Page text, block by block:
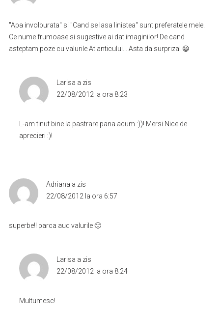
"Apa involburata" si "Cand se lasa linistea" sunt preferatele mele.
Ce nume frumoase si sugestive ai dat imaginilor! De cand
asteptam poze cu valurile Atlanticului… Asta da surpriza! 😀
Larisa a zis
22/08/2012 la ora 8:23
L-am tinut bine la pastrare pana acum :))! Mersi Nice de
aprecieri :)!
Adriana a zis
22/08/2012 la ora 6:57
superbe!! parca aud valurile 🙂
Larisa a zis
22/08/2012 la ora 8:24
Multumesc!